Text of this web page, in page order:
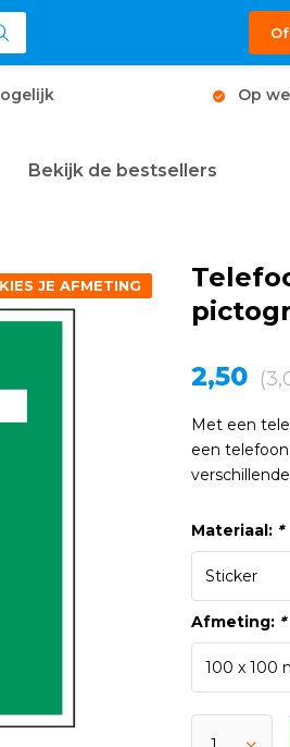
Op
Bekijk de bestsellers
KIES JE AFMETING
2,50
Met een
een
Materiaal: *
Afmeting: *